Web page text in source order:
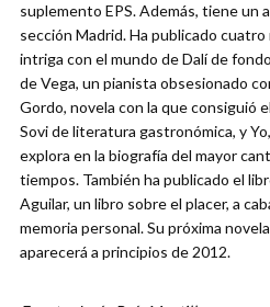
suplemento EPS. Además, tiene un
sección Madrid. Ha publicado
intriga con el mundo de Dalí de
de Vega, un pianista obsesionado
Gordo, novela con la que consiguió
Sovi de literatura gastronómica, y
explora en la biografía del mayor
tiempos. También ha publicado el
Aguilar, un libro sobre el placer, a
memoria personal. Su próxima
aparecerá a principios de 2012.